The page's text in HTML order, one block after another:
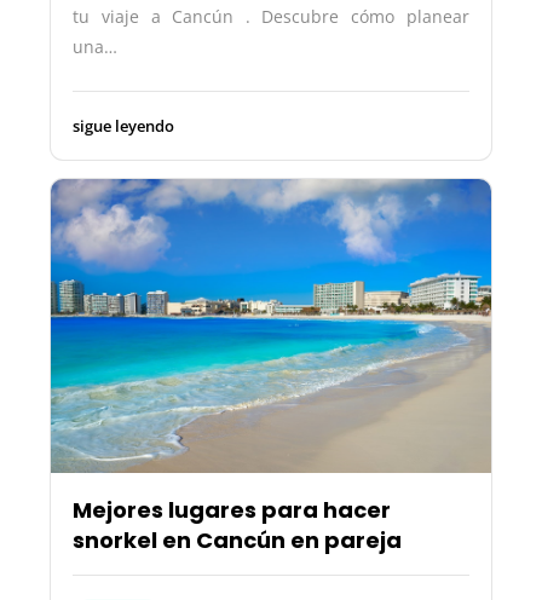
tu viaje a Cancún . Descubre cómo planear
una…
sigue leyendo
Mejores lugares para hacer
snorkel en Cancún en pareja